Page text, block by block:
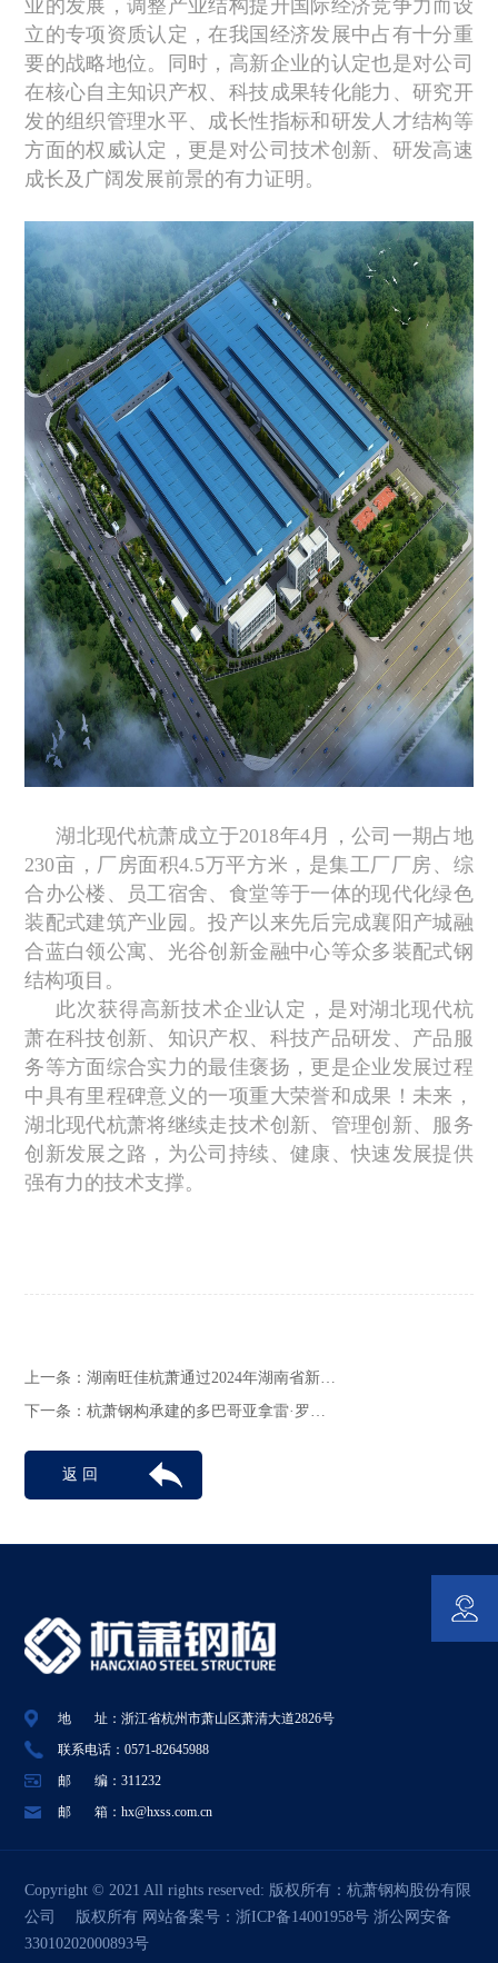
业的发展，调整产业结构提升国际经济竞争力而设
立的专项资质认定，在我国经济发展中占有十分重
要的战略地位。同时，高新企业的认定也是对公司
在核心自主知识产权、科技成果转化能力、研究开
发的组织管理水平、成长性指标和研发人才结构等
方面的权威认定，更是对公司技术创新、研发高速
成长及广阔发展前景的有力证明。
湖北现代杭萧成立于2018年4月，公司一期占地
230亩，厂房面积4.5万平方米，是集工厂厂房、综
合办公楼、员工宿舍、食堂等于一体的现代化绿色
装配式建筑产业园。投产以来先后完成襄阳产城融
合蓝白领公寓、光谷创新金融中心等众多装配式钢
结构项目。
此次获得高新技术企业认定，是对湖北现代杭
萧在科技创新、知识产权、科技产品研发、产品服
务等方面综合实力的最佳褒扬，更是企业发展过程
中具有里程碑意义的一项重大荣誉和成果！未来，
湖北现代杭萧将继续走技术创新、管理创新、服务
创新发展之路，为公司持续、健康、快速发展提供
强有力的技术支撑。
上一条：湖南旺佳杭萧通过2024年湖南省新…
下一条：杭萧钢构承建的多巴哥亚拿雷·罗…
返 回
地 址：浙江省杭州市萧山区萧清大道2826号
联系电话：0571-82645988
邮 编：311232
邮 箱：hx@hxss.com.cn
Copyright © 2021 All rights reserved: 版权所有：杭萧钢构股份有限
公司
版权所有 网站备案号：浙ICP备14001958号浙公网安备
33010202000893号